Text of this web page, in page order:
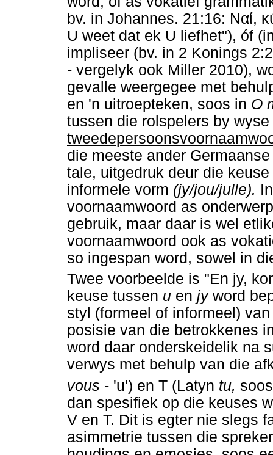
bv. in Johannes. 21:16: Ναί,
U weet dat ek U liefhet"), óf
impliseer (bv. in 2 Konings
- vergelyk ook Miller 2010),
gevalle weergegee met
en 'n uitroepteken, soos in O
tussen die rolspelers by
die meeste ander
tale, uitgedruk deur die
informele vorm (jy/jou/julle).
voornaamwoord as
gebruik, maar daar is wel
voornaamwoord ook as
so ingespan word, sowel in
Twee voorbeelde is "En jy,
keuse tussen u en jy word
styl (formeel of informeel)
posisie van die betrokkenes
word daar onderskeidelik na
verwys met behulp van die
vous - 'u') en T (Latyn tu,
dan spesifiek op die keuses
V en T. Dit is egter nie slegs
asimmetrie tussen die